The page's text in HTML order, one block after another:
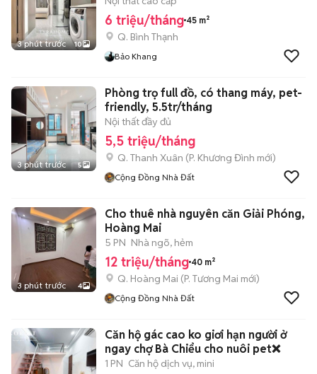
3 phút trước 10
6 triệu/tháng 45 m²
Q. Bình Thạnh
Bảo Khang
3 phút trước 5
Phòng trọ full đồ, có thang máy, pet-
friendly, 5.5tr/tháng
Nội thất đầy đủ
5,5 triệu/tháng
Q. Thanh Xuân (P. Khương Đình mới)
Cộng Đồng Nhà Đất
3 phút trước 4
Cho thuê nhà nguyên căn Giải Phóng,
Hoàng Mai
5 PN Nhà ngõ, hẻm
12 triệu/tháng 40 m²
Q. Hoàng Mai (P. Tương Mai mới)
Cộng Đồng Nhà Đất
Căn hộ gác cao ko giơi hạn người ở
ngay chợ Bà Chiểu cho nuôi pet❌
1 PN Căn hộ dịch vụ, mini